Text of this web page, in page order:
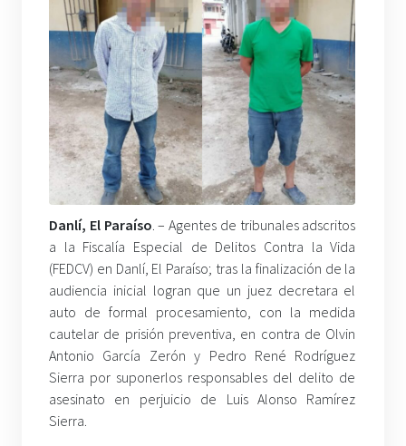
Danlí, El Paraíso . – Agentes de tribunales adscritos
a la Fiscalía Especial de Delitos Contra la Vida
(FEDCV) en Danlí, El Paraíso; tras la finalización de la
audiencia inicial logran que un juez decretara el
auto de formal procesamiento, con la medida
cautelar de prisión preventiva, en contra de Olvin
Antonio García Zerón y Pedro René Rodríguez
Sierra por suponerlos responsables del delito de
asesinato en perjuicio de Luis Alonso Ramírez
Sierra.